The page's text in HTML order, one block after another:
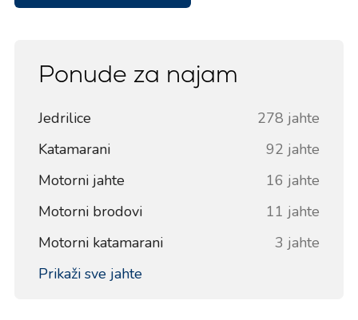
Ponude za najam
Jedrilice
278 jahte
Katamarani
92 jahte
Motorni jahte
16 jahte
Motorni brodovi
11 jahte
Motorni katamarani
3 jahte
Prikaži sve jahte